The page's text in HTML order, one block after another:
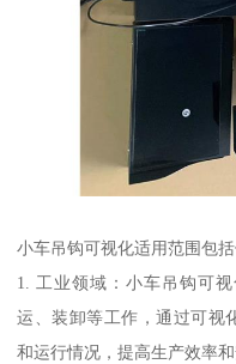
小车吊钩可视化适用范围包
1. 工业领域：小车吊钩可
运、装卸等工作，通过可视
和运行情况，提高生产效率和